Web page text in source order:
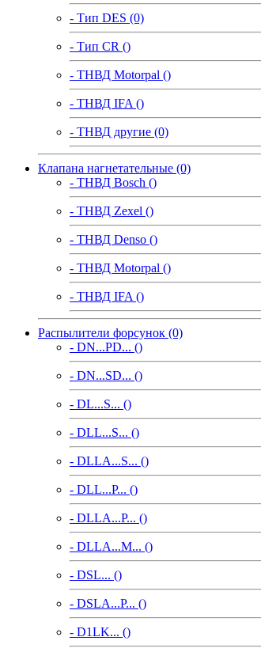
- Тип DES (0)
- Тип CR ()
- ТНВД Motorpal ()
- ТНВД IFA ()
- ТНВД другие (0)
Клапана нагнетательные (0)
- ТНВД Bosch ()
- ТНВД Zexel ()
- ТНВД Denso ()
- ТНВД Motorpal ()
- ТНВД IFA ()
Распылители форсунок (0)
- DN...PD... ()
- DN...SD... ()
- DL...S... ()
- DLL...S... ()
- DLLA...S... ()
- DLL...P... ()
- DLLA...P... ()
- DLLA...M... ()
- DSL... ()
- DSLA...P... ()
- D1LK... ()